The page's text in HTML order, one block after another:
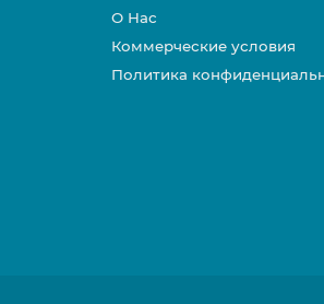
О Нас
Коммерческие условия
Политика